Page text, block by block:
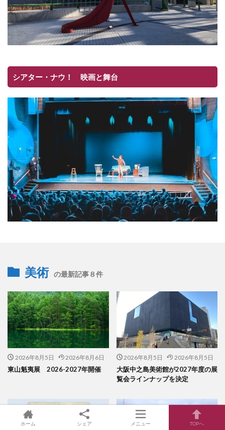
シアター・ナウ！ 映画と舞台
美術 の最新記事８件
2026年8月5日 2026年8月6日
東山魁夷展 2026-2027年開催
2026年8月5日 2026年8月5日
大阪中之島美術館が2027年度の展
覧会ラインナップを決定
ホーム シェア メニュー TOPへ